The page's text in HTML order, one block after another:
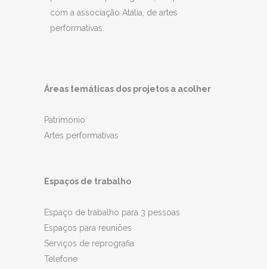
com a associação Atalia, de artes
performativas.
Áreas temáticas dos projetos a acolher
Património
Artes performativas
Espaços de trabalho
Espaço de trabalho para 3 pessoas
Espaços para reuniões
Serviços de reprografia
Telefone